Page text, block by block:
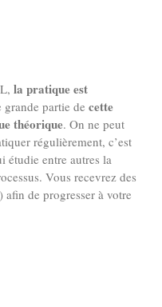
la pratique est
grande partie de cette
théorique. On ne peut
régulièrement, c’est
étudie entre autres la
Vous recevrez des
afin de progresser à votre